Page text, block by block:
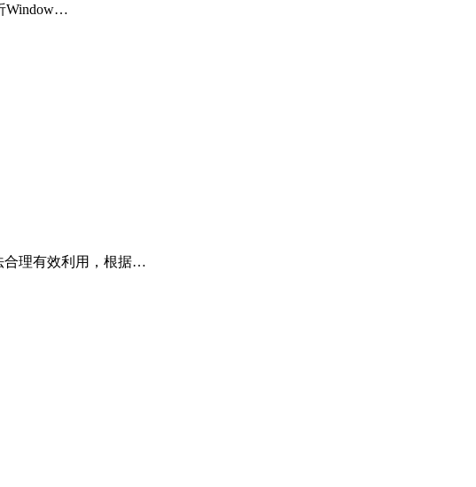
Window…
合理有效利用，根据…